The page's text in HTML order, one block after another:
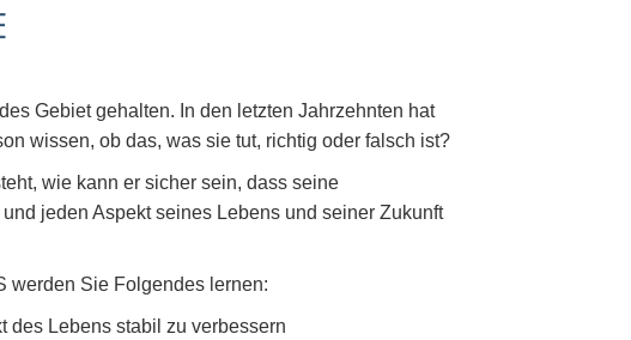
Gebiet gehalten. In den letzten Jahrzehnten hat
wissen, ob das, was sie tut, richtig oder falsch ist?
wie kann er sicher sein, dass seine
jeden Aspekt seines Lebens und seiner Zukunft
werden Sie Folgendes lernen:
des Lebens stabil zu verbessern